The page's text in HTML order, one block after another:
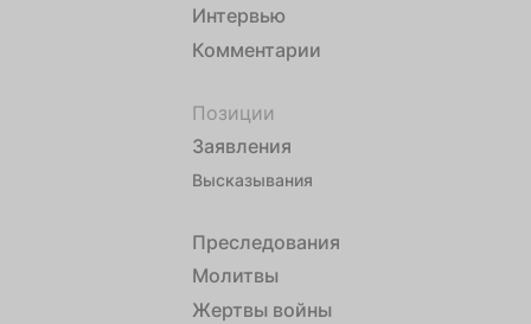
Интервью
Комментарии
Позиции
Заявления
Высказывания
Преследования
Молитвы
Жертвы войны